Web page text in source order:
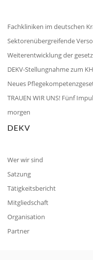
Fachkliniken im deutschen
Sektorenübergreifende
Weiterentwicklung der
DEKV-Stellungnahme zum
Neues
TRAUEN WIR UNS! Fünf
morgen
DEKV
Wer wir sind
Satzung
Tätigkeitsbericht
Mitgliedschaft
Organisation
Partner